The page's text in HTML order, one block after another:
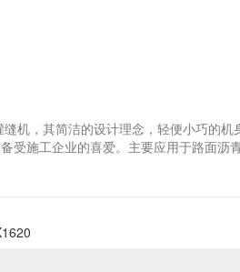
机，其简洁的设计理念，轻便小巧的机
受施工企业的喜爱。主要应用于路面沥